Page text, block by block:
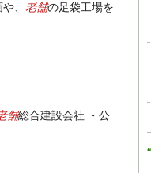
、 老舗の足袋工場を
舗総合建設会社 ・公